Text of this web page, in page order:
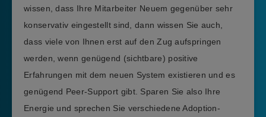
wissen, dass Ihre Mitarbeiter Neuem gegenüber sehr
konservativ eingestellt sind, dann wissen Sie auch,
dass viele von Ihnen erst auf den Zug aufspringen
werden, wenn genügend (sichtbare) positive
Erfahrungen mit dem neuen System existieren und es
genügend Peer-Support gibt. Sparen Sie also Ihre
Energie und sprechen Sie verschiedene Adoption-